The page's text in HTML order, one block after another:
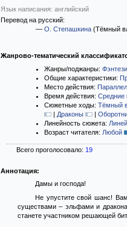
Язык написания: английский
Перевод на русский:
— О. Степашкина (Тёмный
Жанрово-тематический
Жанры/поджанры: Фэнтези
Общие характеристики:
Место действия:
Время действия: Средние
Сюжетные ходы: Тёмный
| Драконы |
Линейность сюжета:
Возраст читателя: Любой
Всего проголосовало: 19
Аннотация:
Дамы и господа!
Не упустите свой шанс!
существами – эльфами и
станете участником решающей